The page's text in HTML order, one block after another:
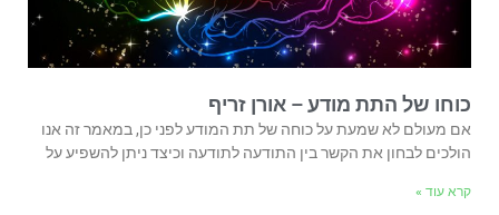
כוחו של התת מודע – אורן זריף
אם מעולם לא שמעת על כוחה של תת המודע לפני כן, במאמר זה אנו
הולכים לבחון את הקשר בין התודעה לתודעה וכיצד ניתן להשפיע על
קרא עוד »